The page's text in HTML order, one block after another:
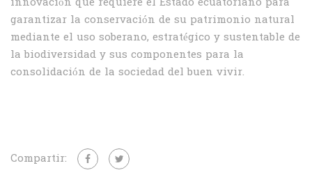
garantizar la conservación de su patrimonio natural
mediante el uso soberano, estratégico y sustentable de
la biodiversidad y sus componentes para la
consolidación de la sociedad del buen vivir.
Compartir: